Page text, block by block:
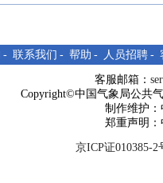
- 联系我们 - 帮助 - 人员招聘 -
客服邮箱：
Copyright©中国气象局公共
制作维护
郑重声明
京ICP证010385-2